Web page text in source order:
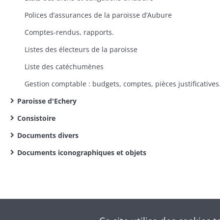
Polices d’assurances de la paroisse d’Aubure
Comptes-rendus, rapports.
Listes des électeurs de la paroisse
Liste des catéchumènes
Gestion comptable : budgets, comptes, pièces
Paroisse d'Echery
Consistoire
Documents divers
Documents iconographiques et objets